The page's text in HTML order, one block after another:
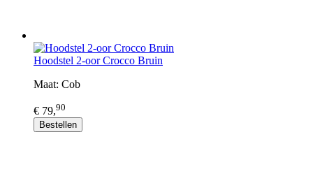
Hoodstel 2-oor Crocco Bruin
Maat: Cob
€ 79,90
Bestellen